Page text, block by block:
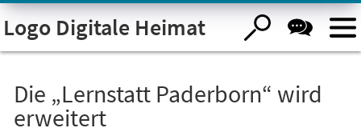
Visuelle
Assistenzsoftware
öffnen.
Logo Digitale Heimat
Die „Lernstatt Paderborn“ wird
erweitert